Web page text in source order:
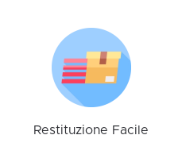
scelte
nella
pagina
del
prodotto
Restituzione Facile